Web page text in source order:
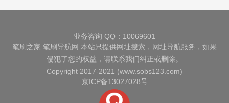
业务咨询 QQ：10069601
笔刷之家 笔刷导航网 本站只提供网址搜索，网址导航服务，如果
侵犯了您的权益，请联系我们纠正或删除。
Copyright 2017-2021 (www.sobs123.com)
京ICP备13027028号